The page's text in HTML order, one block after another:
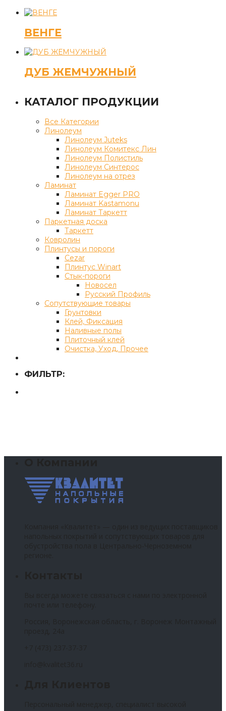
ВЕНГЕ
ДУБ ЖЕМЧУЖНЫЙ
КАТАЛОГ ПРОДУКЦИИ
Все Категории
Линолеум
Линолеум Juteks
Линолеум Комитекс Лин
Линолеум Полистиль
Линолеум Синтерос
Линолеум на отрез
Ламинат
Ламинат Egger PRO
Ламинат Kastamonu
Ламинат Таркетт
Паркетная доска
Таркетт
Ковролин
Плинтусы и пороги
Cezar
Плинтус Winart
Стык-пороги
Новосел
Русский Профиль
Сопутствующие товары
Грунтовки
Клей, Фиксация
Наливные полы
Плиточный клей
Очистка, Уход, Прочее
ФИЛЬТР: